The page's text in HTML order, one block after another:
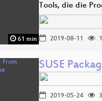
61 min
Tools, die die
2019-08-11
SUSE
2019-05-24